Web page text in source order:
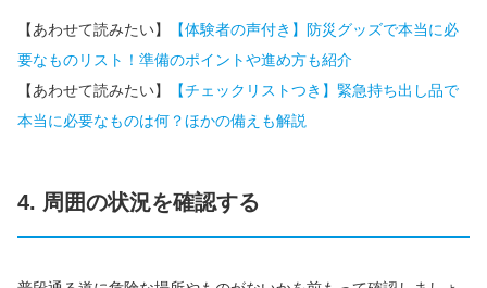
【あわせて読みたい】
【体験者の声付き】防災グッズで本当に必
要なものリスト！準備のポイントや進め方も紹介
【あわせて読みたい】
【チェックリストつき】緊急持ち出し品で
本当に必要なものは何？ほかの備えも解説
4. 周囲の状況を確認する